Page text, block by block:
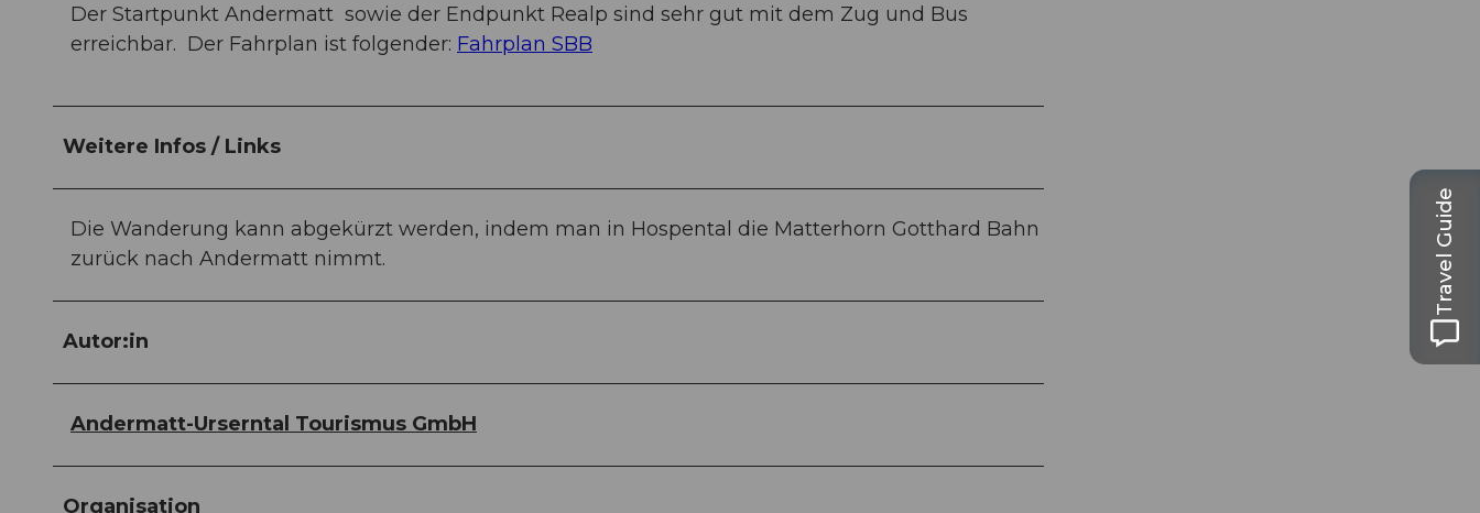
Der Startpunkt Andermatt sowie der Endpunkt Realp sind sehr gut mit dem Zug und Bus
erreichbar. Der Fahrplan ist folgender: Fahrplan SBB
Weitere Infos / Links
Die Wanderung kann abgekürzt werden, indem man in Hospental die Matterhorn Gotthard Bahn
zurück nach Andermatt nimmt.
Autor:in
Andermatt-Urserntal Tourismus GmbH
Organisation
Travel Guide